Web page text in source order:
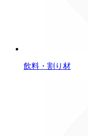
飲料・割り材